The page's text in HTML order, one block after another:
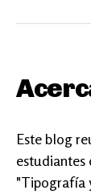
Este blog
estudiantes
"Tipografía